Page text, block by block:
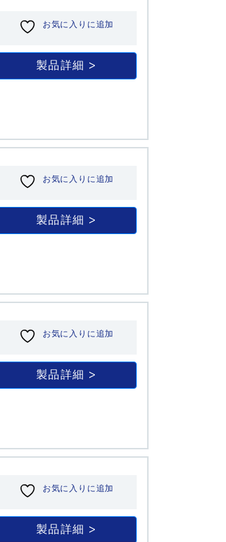
お気に入りに追加
製品詳細
お気に入りに追加
製品詳細
お気に入りに追加
製品詳細
お気に入りに追加
製品詳細